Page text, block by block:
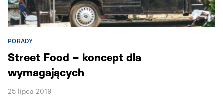
PORADY
Street Food – koncept dla
wymagających
25 lipca 2019